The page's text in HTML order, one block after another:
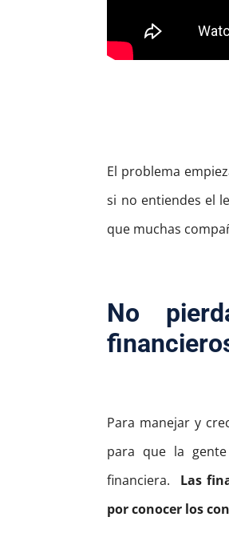
El problema
si no entiendes el
que muchas
No
Para manejar y
para que la
financiera.
Las
por conocer los